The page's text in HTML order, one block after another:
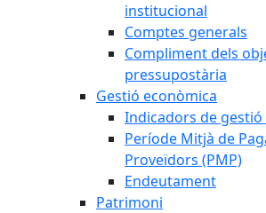
institucional
Comptes generals
Compliment dels
pressupostària
Gestió econòmica
Indicadors de gestió
Període Mitjà de
Proveïdors (PMP)
Endeutament
Patrimoni